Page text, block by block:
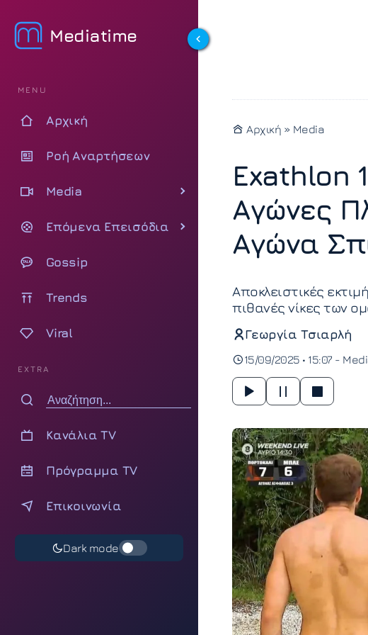
Mediatime
MENU
Αρχική
Ροή Αναρτήσεων
Media
Επόμενα Επεισόδια
Gossip
Trends
Viral
EXTRA
Κανάλια TV
Πρόγραμμα TV
Επικοινωνία
Dark mode
Αρχική » Media
Exathlon
Αγώνες
Αγώνα
Αποκλειστικές
πιθανές νίκες των
Γεωργία Τσιαρλή
15/09/2025 • 15:07 -